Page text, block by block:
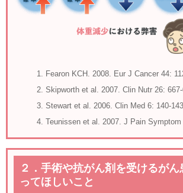
Fearon KCH. 2008. Eur J Cancer 44:
Skipworth et al. 2007. Clin Nutr 26:
Stewart et al. 2006. Clin Med 6: 140-
Teunissen et al. 2007. J Pain Symptom
２．手術や抗がん剤を受けるが
ってほしいこと